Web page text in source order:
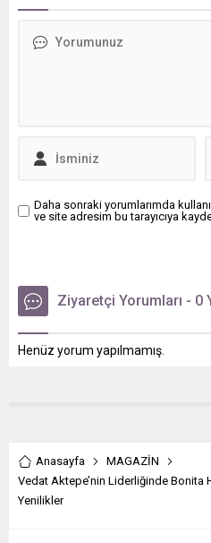
Daha sonraki yorumlarımda
ve site adresim bu tarayıcıya
Ziyaretçi Yorumları - 0
Henüz yorum yapılmamış.
Anasayfa
MAGAZİN
Vedat Aktepe’nin Liderliğinde Bonita
Yenilikler